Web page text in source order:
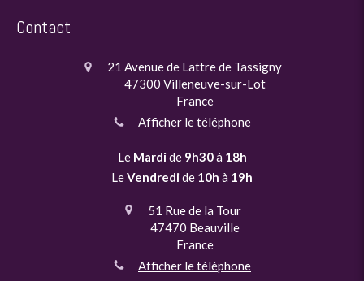
Contact
21 Avenue de Lattre de Tassigny
47300 Villeneuve-sur-Lot
France
Afficher le téléphone
Le Mardide 9h30à 18h
LeVendredide 10h à 19h
51 Rue de la Tour
47470 Beauville
France
Afficher le téléphone